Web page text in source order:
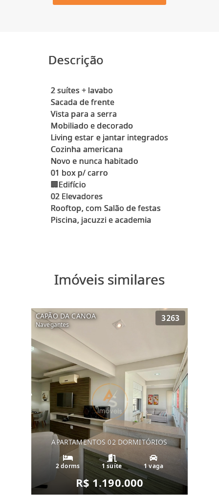
Descrição
2 suítes + lavabo
Sacada de frente
Vista para a serra
Mobiliado e decorado
Living estar e jantar integrados
Cozinha americana
Novo e nunca habitado
01 box p/ carro
🏢Edifício
02 Elevadores
Rooftop, com Salão de festas
Imóveis similares
CAPÃO DA CANOA
Navegantes
3263
APARTAMENTOS 02 DORMITÓRIOS
2 dorms 1 suíte 1 vaga
R$ 1.190.000